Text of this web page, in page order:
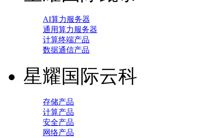
AI算力服务器
通用算力服务器
计算终端产品
数据通信产品
星耀国际云科
存储产品
计算产品
安全产品
网络产品